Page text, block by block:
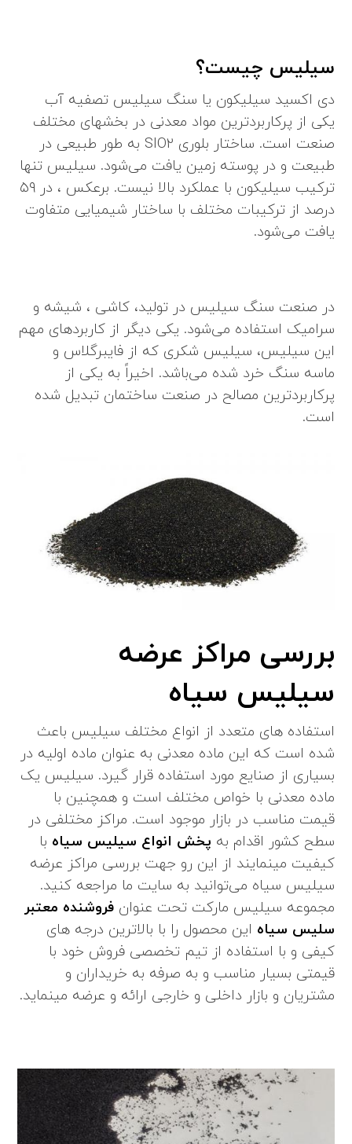
سیلیس چیست؟
دی اکسید سیلیکون یا سنگ سیلیس تصفیه آب
یکی از پرکاربردترین مواد معدنی در بخشهای مختلف
صنعت است. ساختار بلوری SIO2 به طور طبیعی در
طبیعت و در پوسته زمین یافت می‌شود. سیلیس تنها
ترکیب سیلیکون با عملکرد بالا نیست. برعکس ، در ۵۹
درصد از ترکیبات مختلف با ساختار شیمیایی متفاوت
یافت می‌شود.
در صنعت سنگ سیلیس در تولید، کاشی ، شیشه و
سرامیک استفاده می‌شود. یکی دیگر از کاربردهای مهم
این سیلیس، سیلیس شکری که از فایبرگلاس و
ماسه سنگ خرد شده می‌باشد. اخیراً به یکی از
پرکاربردترین مصالح در صنعت ساختمان تبدیل شده
است.
بررسی مراکز عرضه
سیلیس سیاه
استفاده های متعدد از انواع مختلف سیلیس باعث
شده است که این ماده معدنی به عنوان ماده اولیه در
بسیاری از صنایع مورد استفاده قرار گیرد. سیلیس یک
ماده معدنی با خواص مختلف است و همچنین با
قیمت مناسب در بازار موجود است. مراکز مختلفی در
سطح کشور اقدام به پخش انواع سیلیس سیاه با
کیفیت مینمایند از این رو جهت بررسی مراکز عرضه
سیلیس سیاه می‌توانید به سایت ما مراجعه کنید.
مجموعه سیلیس مارکت تحت عنوانفروشنده معتبر
سلیس سیاه این محصول را با بالاترین درجه های
کیفی و با استفاده از تیم تخصصی فروش خود با
قیمتی بسیار مناسب و به صرفه به خریداران و
مشتریان و بازار داخلی و خارجی ارائه و عرضه مینماید.